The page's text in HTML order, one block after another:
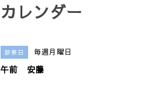
カレンダー
診察日 毎週月曜日
午前 安藤